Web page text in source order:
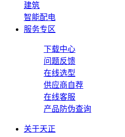
建筑
智能配电
服务专区
下载中心
问题反馈
在线选型
供应商自荐
在线客服
产品防伪查询
关于天正